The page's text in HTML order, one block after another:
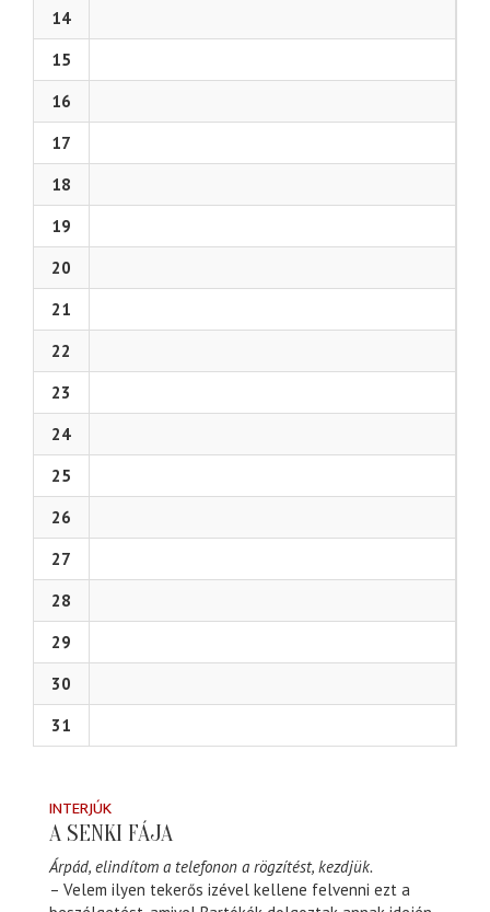
14
15
16
17
18
19
20
21
22
23
24
25
26
27
28
29
30
31
INTERJÚK
A SENKI FÁJA
Árpád, elindítom a telefonon a rögzítést, kezdjük.
– Velem ilyen tekerős izével kellene felvenni ezt a